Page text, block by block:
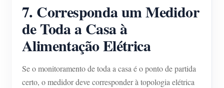
7. Corresponda um Medidor
de Toda a Casa à
Alimentação Elétrica
Se o monitoramento de toda a casa é o ponto de partida
certo, o medidor deve corresponder à topologia elétrica